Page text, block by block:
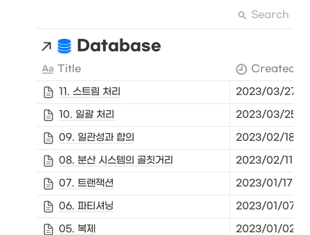
Search
Database
Title
CreatedAt
11. 스트림 처리
2023/03/27
10. 일괄 처리
2023/03/25
09. 일관성과 합의
2023/02/18
08. 분산 시스템의 골칫거리
2023/02/11
07. 트랜잭션
2023/01/17
06. 파티셔닝
2023/01/07
05. 복제
2023/01/02